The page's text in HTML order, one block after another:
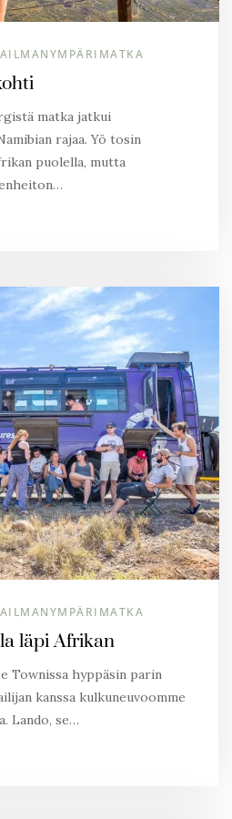
matka jatkui
rajaa. Yö tosin
puolella, mutta
läpi Afrikan
Townissa hyppäsin parin
kanssa kulkuneuvoomme
Lando, se…